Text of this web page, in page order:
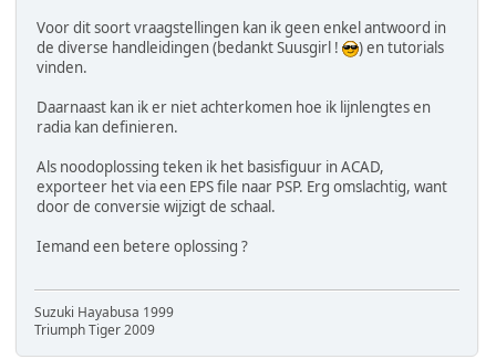
Voor dit soort vraagstellingen kan ik geen enkel antwoord in
de diverse handleidingen (bedankt Suusgirl !
) en tutorials
vinden.
Daarnaast kan ik er niet achterkomen hoe ik lijnlengtes en
radia kan definieren.
Als noodoplossing teken ik het basisfiguur in ACAD,
exporteer het via een EPS file naar PSP. Erg omslachtig, want
door de conversie wijzigt de schaal.
Iemand een betere oplossing ?
Suzuki Hayabusa 1999
Triumph Tiger 2009